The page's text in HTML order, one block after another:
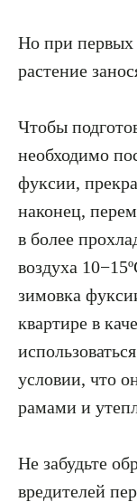
Но при первых
растение
Чтобы
необходимо
фуксии,
наконец,
в более
воздуха
зимовка
квартире в
условии, что
рамами и
Не забудьте
вредителей